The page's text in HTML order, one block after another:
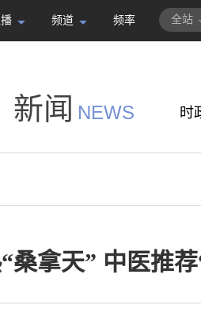
频道 频率 全站
新闻 NEWS 时
桑拿天” 中医推